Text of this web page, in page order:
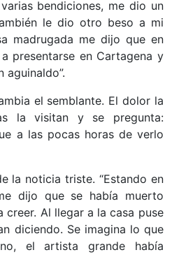
bendiciones, me dio un
le dio otro beso a mi
madrugada me dijo que en
presentarse en Cartagena y
aguinaldo”.
el semblante. El dolor la
la visitan y se pregunta:
a las pocas horas de verlo
la noticia triste. “Estando en
dijo que se había muerto
creer. Al llegar a la casa puse
diciendo. Se imagina lo que
el artista grande había